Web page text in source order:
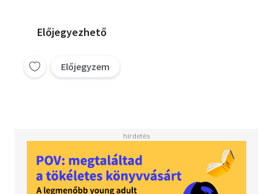
Előjegyezhető
Előjegyzem